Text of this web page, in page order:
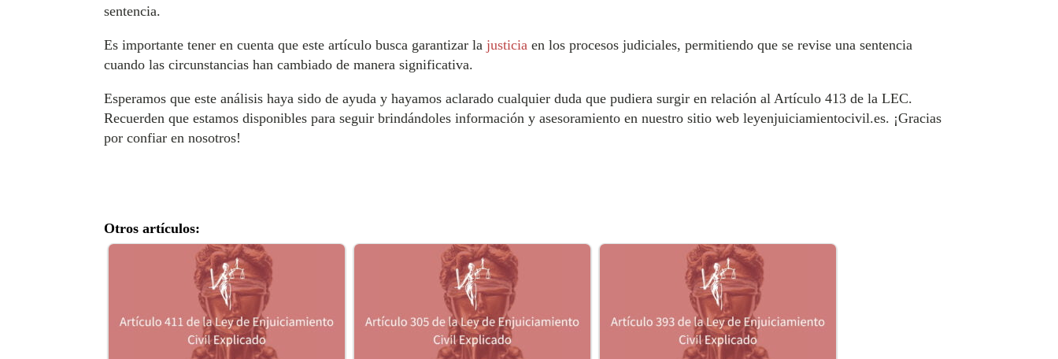
sentencia.
Es importante tener en cuenta que este artículo busca garantizar la justicia en los procesos judiciales, permitiendo que se revise una sentencia
cuando las circunstancias han cambiado de manera significativa.
Esperamos que este análisis haya sido de ayuda y hayamos aclarado cualquier duda que pudiera surgir en relación al Artículo 413 de la LEC.
Recuerden que estamos disponibles para seguir brindándoles información y asesoramiento en nuestro sitio web leyenjuiciamientocivil.es. ¡Gracias
por confiar en nosotros!
Otros artículos: